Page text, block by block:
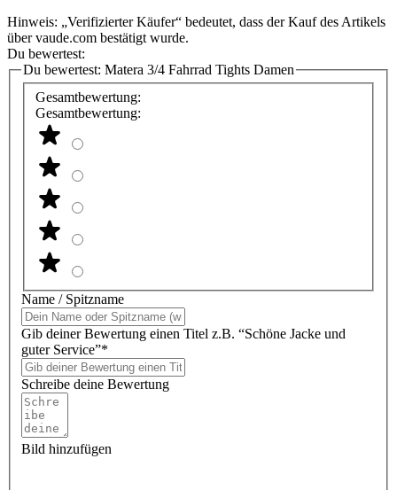
Hinweis: „Verifizierter Käufer“ bedeutet, dass der Kauf des Artikels
über vaude.com bestätigt wurde.
Du bewertest:
Du bewertest: Matera 3/4 Fahrrad Tights Damen
Gesamtbewertung:
Gesamtbewertung:
Name / Spitzname
Gib deiner Bewertung einen Titel z.B. “Schöne Jacke und
guter Service”*
Schreibe deine Bewertung
Bild hinzufügen